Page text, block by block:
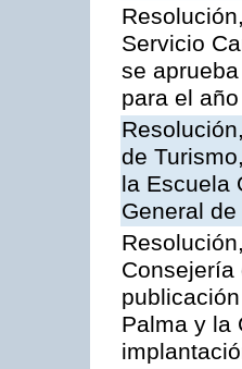
Servicio
se
para el
de
la Escuela
General
Consejería
Palma y la